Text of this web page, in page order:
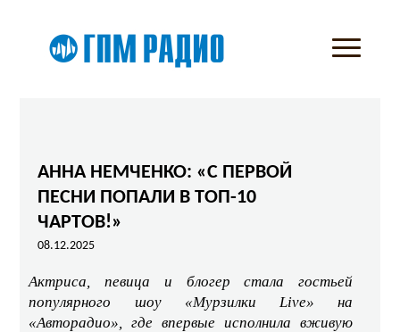
АННА НЕМЧЕНКО: «С ПЕРВОЙ
ПЕСНИ ПОПАЛИ В ТОП-10
ЧАРТОВ!»
08.12.2025
Актриса, певица и блогер стала гостьей
популярного шоу «Мурзилки Live» на
«Авторадио», где впервые исполнила вживую